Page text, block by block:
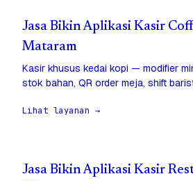
Jasa Bikin Aplikasi Kasir
Mataram
Kasir khusus kedai kopi — modifier
stok bahan, QR order meja, shift
Lihat layanan →
Jasa Bikin Aplikasi Kasir